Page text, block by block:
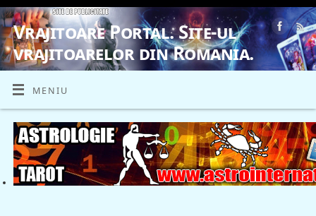
Vrajitoare Portal. Site-ul
vrajitoarelor din Romania.
VRAJITOARE, VRAJITOARELE, VRAJITOARE
MENIU